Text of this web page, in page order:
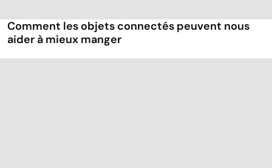
Comment les objets connectés peuvent nous
aider à mieux manger